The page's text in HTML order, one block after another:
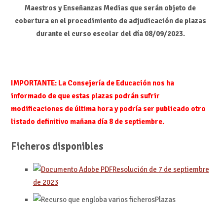
Maestros y Enseñanzas Medias que serán objeto de
cobertura en el procedimiento de adjudicación de plazas
durante el curso escolar del día 08/09/2023.
IMPORTANTE: La Consejería de Educación nos ha
informado de que estas plazas podrán sufrir
modificaciones de última hora y podría ser publicado otro
listado definitivo mañana día 8 de septiembre.
Ficheros disponibles
Resolución de 7 de septiembre
de 2023
Plazas